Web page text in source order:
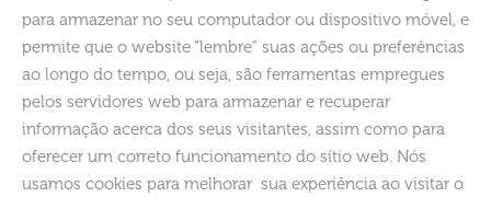
para armazenar no seu computador ou dispositivo móvel, e
permite que o website “lembre” suas ações ou preferências
ao longo do tempo, ou seja, são ferramentas empregues
pelos servidores web para armazenar e recuperar
informação acerca dos seus visitantes, assim como para
oferecer um correto funcionamento do sítio web. Nós
usamos cookies para melhorar sua experiência ao visitar o